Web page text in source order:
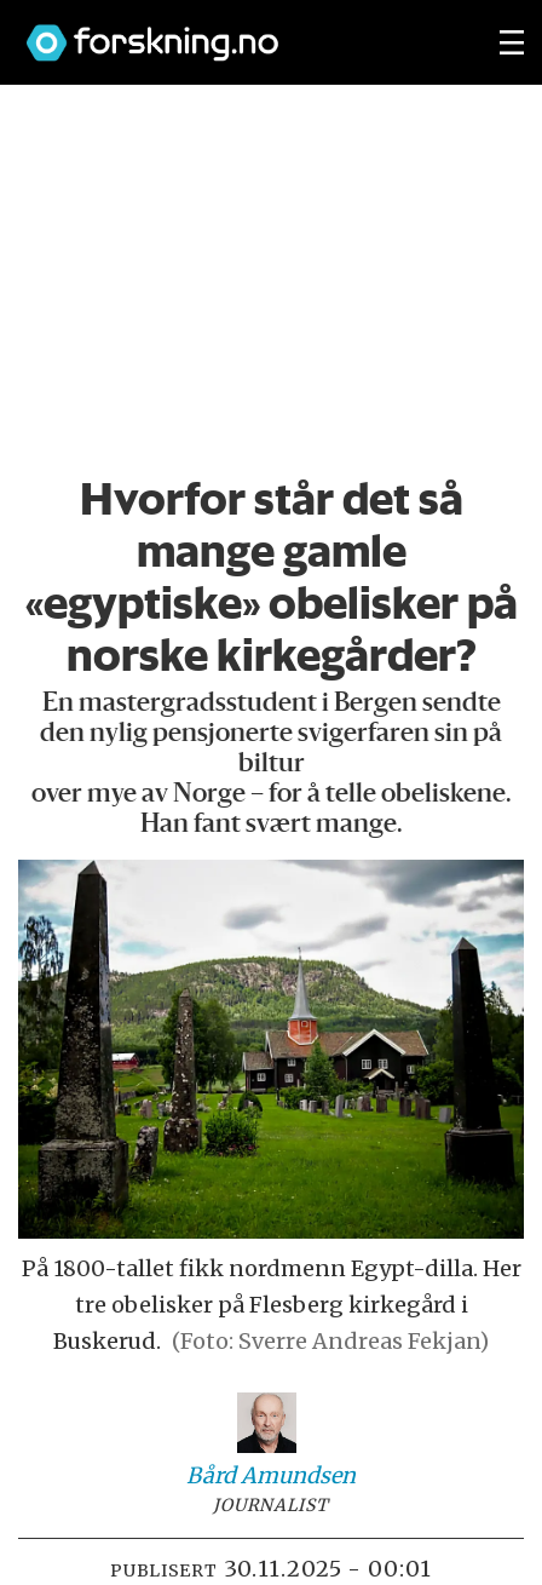
Hvorfor står det så
mange gamle
«egyptiske» obelisker på
norske kirkegårder?
En mastergradsstudent i Bergen sendte
den nylig pensjonerte svigerfaren sin på
biltur
over mye av Norge – for å telle obeliskene.
Han fant svært mange.
På 1800-tallet fikk nordmenn Egypt-dilla. Her
tre obelisker på Flesberg kirkegård i
Buskerud. (Foto: Sverre Andreas Fekjan)
BårdAmundsen
JOURNALIST
PUBLISERT 30.11.2025 - 00:01